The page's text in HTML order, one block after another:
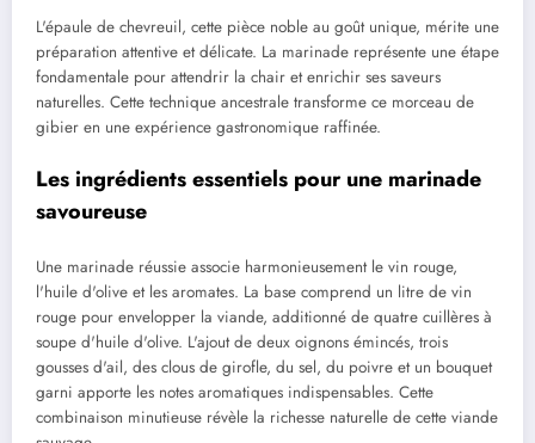
L'épaule de chevreuil, cette pièce noble au goût unique, mérite une
préparation attentive et délicate. La marinade représente une étape
fondamentale pour attendrir la chair et enrichir ses saveurs
naturelles. Cette technique ancestrale transforme ce morceau de
gibier en une expérience gastronomique raffinée.
Les ingrédients essentiels pour une marinade
savoureuse
Une marinade réussie associe harmonieusement le vin rouge,
l'huile d'olive et les aromates. La base comprend un litre de vin
rouge pour envelopper la viande, additionné de quatre cuillères à
soupe d'huile d'olive. L'ajout de deux oignons émincés, trois
gousses d'ail, des clous de girofle, du sel, du poivre et un bouquet
garni apporte les notes aromatiques indispensables. Cette
combinaison minutieuse révèle la richesse naturelle de cette viande